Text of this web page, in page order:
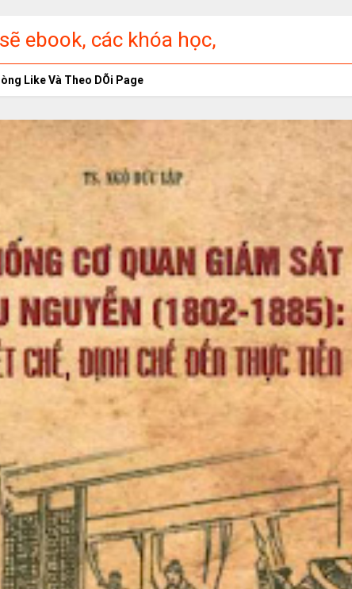
ebook, các khóa học,
phí
Like Và Theo DÕi Page